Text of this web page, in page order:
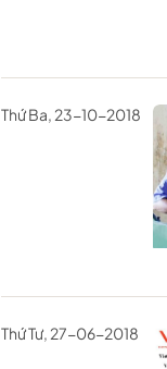
Thứ Ba, 23-10-2018
Thứ Tư, 27-06-2018